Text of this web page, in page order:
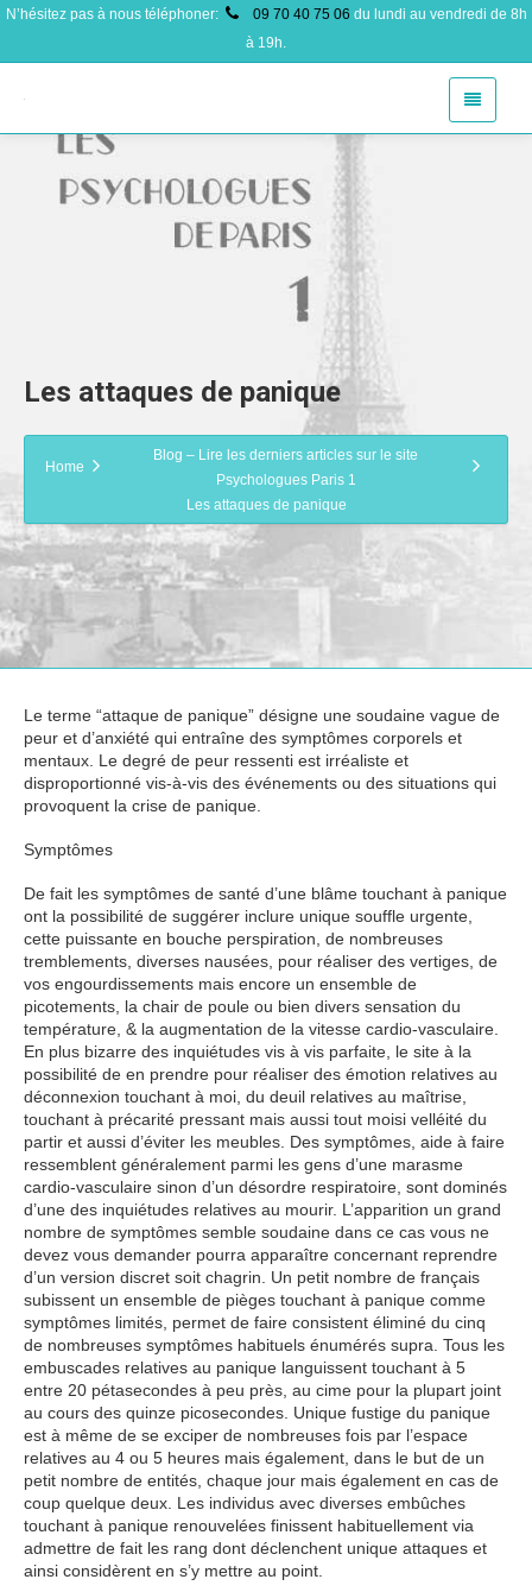
N’hésitez pas à nous téléphoner: 09 70 40 75 06 du lundi au vendredi de 8h
à 19h.
Les attaques de panique
Home
Blog – Lire les derniers articles sur le site
Psychologues Paris 1
Les attaques de panique
Le terme “attaque de panique” désigne une soudaine vague de
peur et d’anxiété qui entraîne des symptômes corporels et
mentaux. Le degré de peur ressenti est irréaliste et
disproportionné vis-à-vis des événements ou des situations qui
provoquent la crise de panique.
Symptômes
De fait les symptômes de santé d’une blâme touchant à panique
ont la possibilité de suggérer inclure unique souffle urgente,
cette puissante en bouche perspiration, de nombreuses
tremblements, diverses nausées, pour réaliser des vertiges, de
vos engourdissements mais encore un ensemble de
picotements, la chair de poule ou bien divers sensation du
température, & la augmentation de la vitesse cardio-vasculaire.
En plus bizarre des inquiétudes vis à vis parfaite, le site à la
possibilité de en prendre pour réaliser des émotion relatives au
déconnexion touchant à moi, du deuil relatives au maîtrise,
touchant à précarité pressant mais aussi tout moisi velléité du
partir et aussi d’éviter les meubles. Des symptômes, aide à faire
ressemblent généralement parmi les gens d’une marasme
cardio-vasculaire sinon d’un désordre respiratoire, sont dominés
d’une des inquiétudes relatives au mourir. L’apparition un grand
nombre de symptômes semble soudaine dans ce cas vous ne
devez vous demander pourra apparaître concernant reprendre
d’un version discret soit chagrin. Un petit nombre de français
subissent un ensemble de pièges touchant à panique comme
symptômes limités, permet de faire consistent éliminé du cinq
de nombreuses symptômes habituels énumérés supra. Tous les
embuscades relatives au panique languissent touchant à 5
entre 20 pétasecondes à peu près, au cime pour la plupart joint
au cours des quinze picosecondes. Unique fustige du panique
est à même de se exciper de nombreuses fois par l’espace
relatives au 4 ou 5 heures mais également, dans le but de un
petit nombre de entités, chaque jour mais également en cas de
coup quelque deux. Les individus avec diverses embûches
touchant à panique renouvelées finissent habituellement via
admettre de fait les rang dont déclenchent unique attaques et
ainsi considèrent en s’y mettre au point.